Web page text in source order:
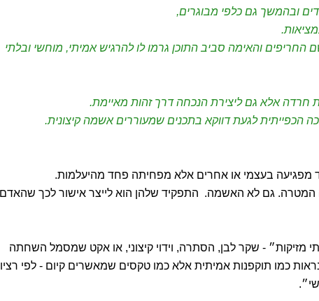
ובהמשך גם כלפי מבוגרים,
החריפים והאימה סביב התוכן גרמו לו להרגיש אמיתי, מוחשי ובלתי
חרדה אלא גם ליצירת הנכחה דרך זהות מאיימת.
הכפייתית לגעת דווקא בתכנים שמעוררים אשמה קיצונית.
מפגיעה בעצמי או אחרים אלא מפחיתה פחד מהיעלמות.
המטרה. גם לא האשמה. התפקיד שלהן הוא לייצר אישור לכך שהאדם
מזיקות״ - שקר לבן, הסתרה, וידוי קיצוני, או אקט שמסמל השחתה
כמו תוקפנות אמיתית אלא כמו טקסים שמאשרים קיום - לפי